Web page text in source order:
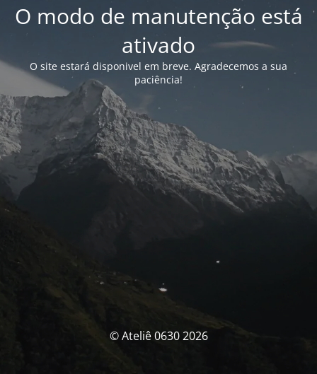
O modo de manutenção está
ativado
O site estará disponivel em breve. Agradecemos a sua
paciência!
© Ateliê 0630 2026